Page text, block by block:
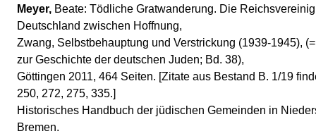
Meyer, Beate: Tödliche Gratwanderung. Die
Deutschland zwischen Hoffnung,
Zwang, Selbstbehauptung und Verstrickung (1939-1945),
zur Geschichte der deutschen Juden; Bd. 38),
Göttingen 2011, 464 Seiten. [Zitate aus Bestand B. 1/19
250, 272, 275, 335.]
Historisches Handbuch der jüdischen Gemeinden in
Bremen.